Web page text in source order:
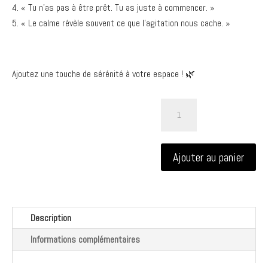
« Tu n’as pas à être prêt. Tu as juste à commencer. »
« Le calme révèle souvent ce que l’agitation nous cache. »
Ajoutez une touche de sérénité à votre espace ! 🌿
Changement,
Évolution
Intérieure,
être
de
Ajouter au panier
Description
Informations complémentaires